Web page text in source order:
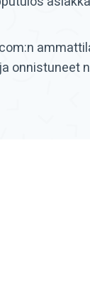
onnistuneet